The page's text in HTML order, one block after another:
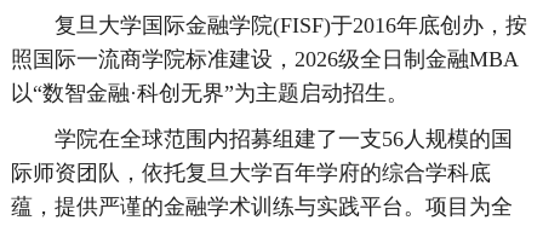
复旦大学国际金融学院(FISF)于2016年底创办，按
照国际一流商学院标准建设，2026级全日制金融MBA
以“数智金融·科创无界”为主题启动招生。
学院在全球范围内招募组建了一支56人规模的国
际师资团队，依托复旦大学百年学府的综合学科底
蕴，提供严谨的金融学术训练与实践平台。项目为全